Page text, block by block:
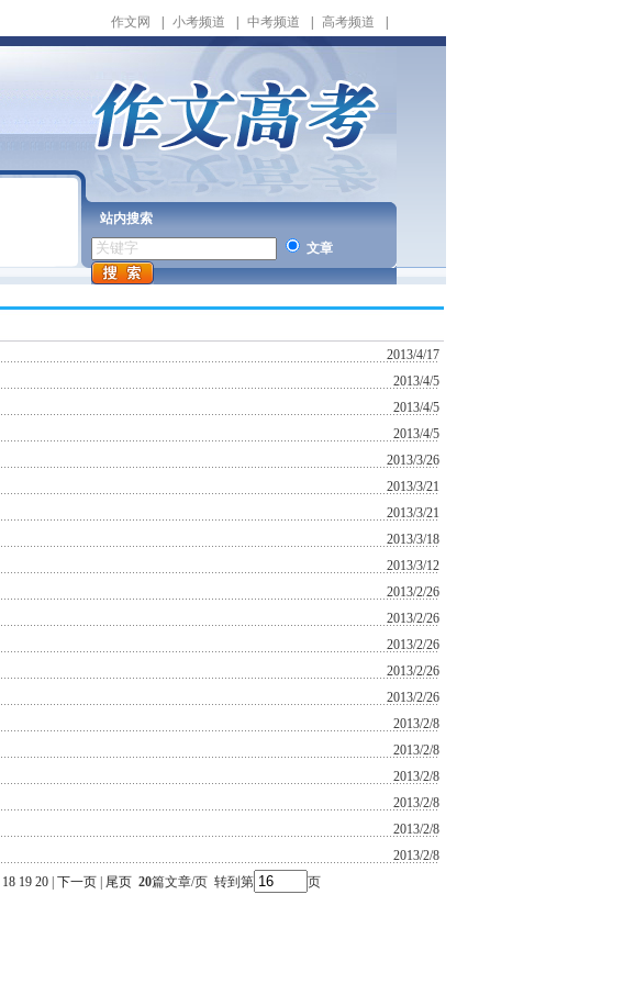
作文网 小考频道 中考频道 高考频道
站内搜索
文章
2013/4/17
2013/4/5
2013/4/5
2013/4/5
2013/3/26
2013/3/21
2013/3/21
2013/3/18
2013/3/12
2013/2/26
2013/2/26
2013/2/26
2013/2/26
2013/2/26
2013/2/8
2013/2/8
2013/2/8
2013/2/8
2013/2/8
2013/2/8
18 19 20| 下一页| 尾页 20篇文章/页 转到第 页